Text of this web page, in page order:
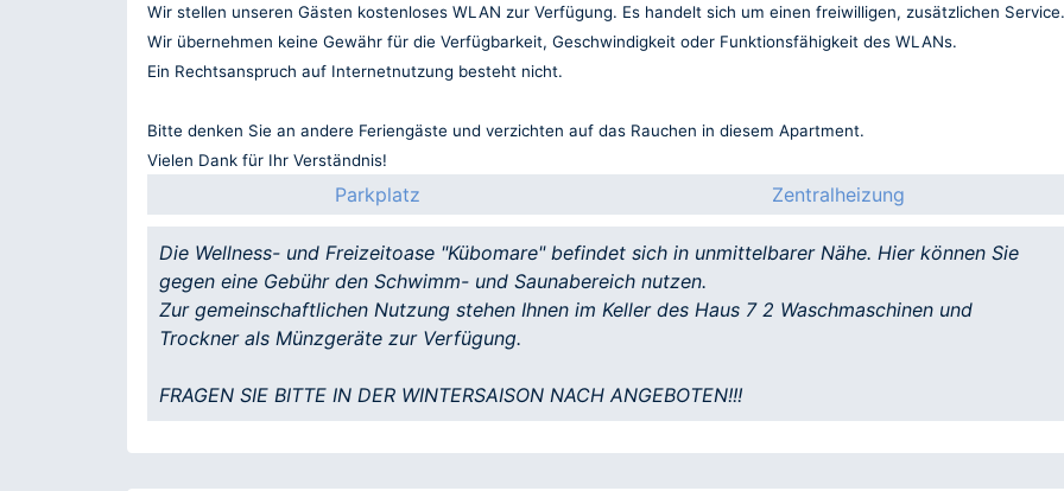
Wir stellen unseren Gästen kostenloses WLAN zur Verfügung. Es handelt sich um einen freiwilligen, zusätzlichen Service.
Wir übernehmen keine Gewähr für die Verfügbarkeit, Geschwindigkeit oder Funktionsfähigkeit des WLANs.
Ein Rechtsanspruch auf Internetnutzung besteht nicht.
Bitte denken Sie an andere Feriengäste und verzichten auf das Rauchen in diesem Apartment.
Vielen Dank für Ihr Verständnis!
Parkplatz Zentralheizung
Die Wellness- und Freizeitoase "Kübomare" befindet sich in unmittelbarer Nähe. Hier können Sie
gegen eine Gebühr den Schwimm- und Saunabereich nutzen.
Zur gemeinschaftlichen Nutzung stehen Ihnen im Keller des Haus 7 2 Waschmaschinen und
Trockner als Münzgeräte zur Verfügung.
FRAGEN SIE BITTE IN DER WINTERSAISON NACH ANGEBOTEN!!!